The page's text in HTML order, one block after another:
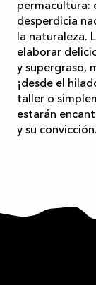
permacultura:
desperdicia
la naturaleza.
elaborar
y supergraso,
¡desde el
taller o
estarán
y su convicción.